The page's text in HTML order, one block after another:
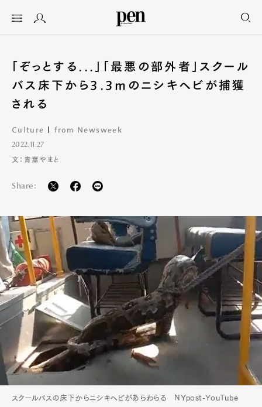
「ぞっとする...」「最悪の部外者」スクール
バス床下から3.3mのニシキヘビが捕獲
される
Culture from Newsweek
2022.11.27
文：青葉やまと
Share:
スクールバスの床下からニシキヘビがあらわらる NYpost-YouTube